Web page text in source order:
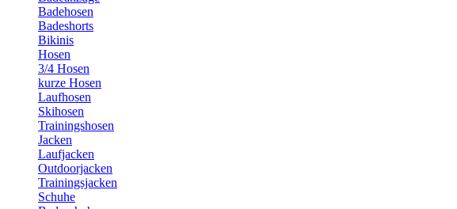
Badehosen
Badeshorts
Bikinis
Hosen
3/4 Hosen
kurze Hosen
Laufhosen
Skihosen
Trainingshosen
Jacken
Laufjacken
Outdoorjacken
Trainingsjacken
Schuhe